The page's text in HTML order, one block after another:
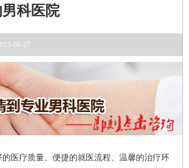
科医院
08-27
医疗质量、便捷的就医流程、温馨的治疗环